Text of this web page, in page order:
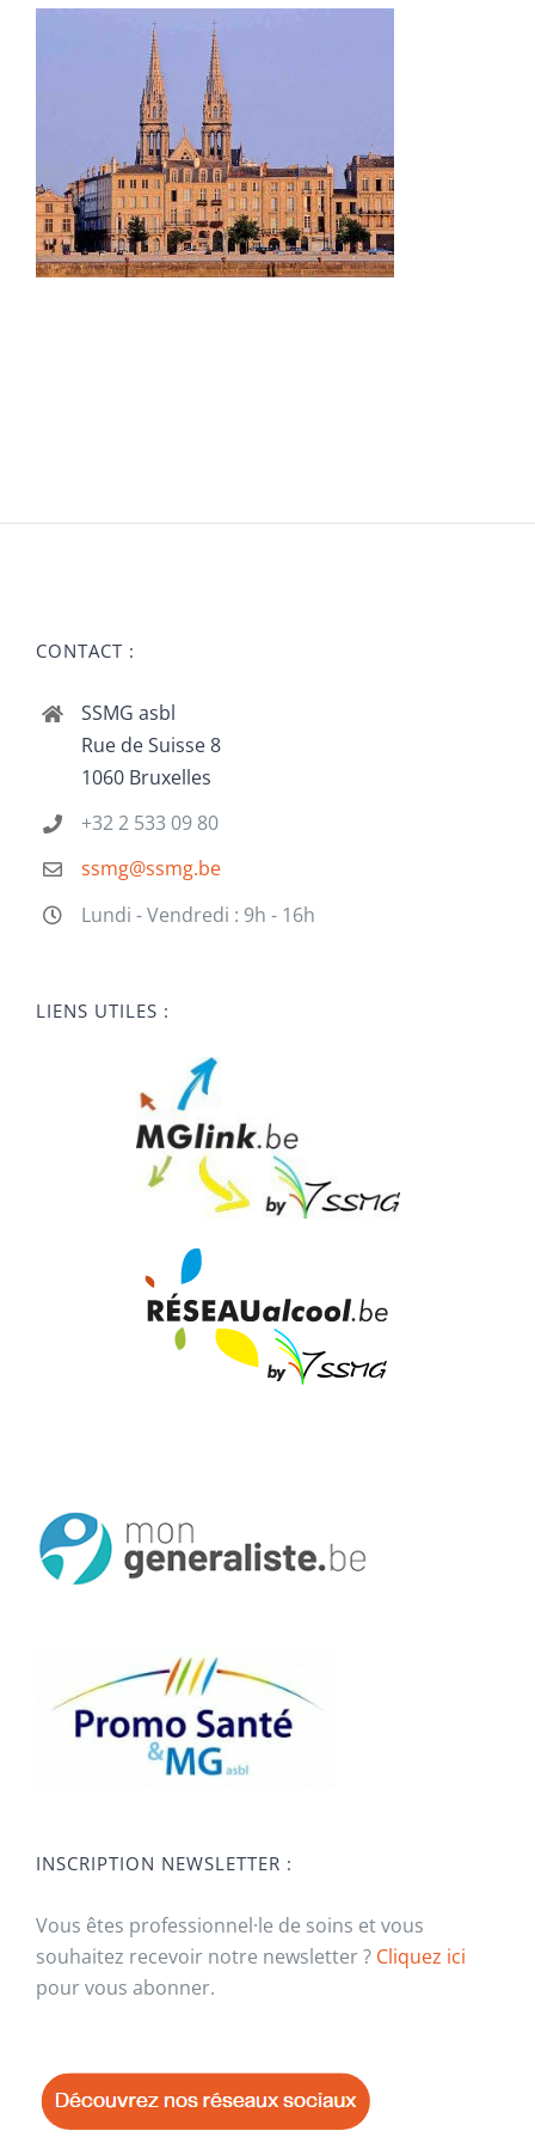
CONTACT :
SSMG asbl
Rue de Suisse 8
1060 Bruxelles
+32 2 533 09 80
ssmg@ssmg.be
Lundi - Vendredi : 9h - 16h
LIENS UTILES :
INSCRIPTION NEWSLETTER :
Vous êtes professionnel·le de soins et vous
souhaitez recevoir notre newsletter ? Cliquez ici
pour vous abonner.